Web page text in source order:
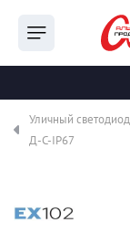
Уличный
Д-С-IP67